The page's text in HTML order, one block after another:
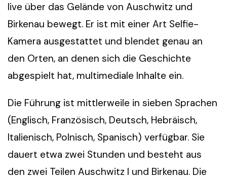
live über das Gelände von Auschwitz und
Birkenau bewegt. Er ist mit einer Art Selfie-
Kamera ausgestattet und blendet genau an
den Orten, an denen sich die Geschichte
abgespielt hat, multimediale Inhalte ein.
Die Führung ist mittlerweile in sieben Sprachen
(Englisch, Französisch, Deutsch, Hebräisch,
Italienisch, Polnisch, Spanisch) verfügbar. Sie
dauert etwa zwei Stunden und besteht aus
den zwei Teilen Auschwitz I und Birkenau. Die